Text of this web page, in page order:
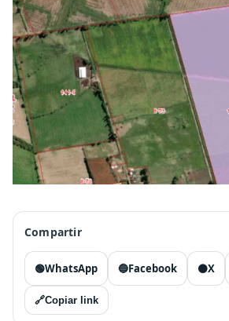
Compartir
🟢WhatsApp 🔵Facebook ⚫X
🔗Copiar link